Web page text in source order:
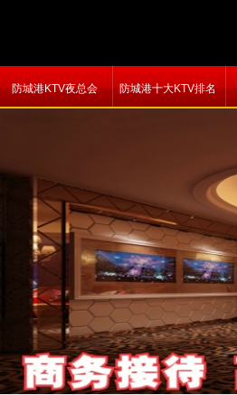
防城港KTV夜总会 防城港十大KTV排名